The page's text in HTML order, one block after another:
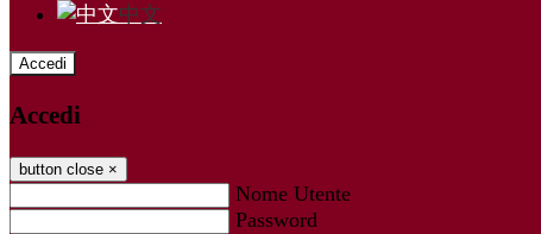
中文
Accedi
Accedi
button close ×
Nome Utente
Password